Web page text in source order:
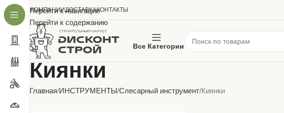
Перейти к навигации
Перейти к содержанию
О КОМПАНИИДОСТАВКАКОНТАКТЫ
Все Категории
Киянки
Главная ИНСТРУМЕНТЫ Слесарный инструмент Киянки